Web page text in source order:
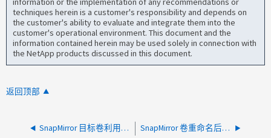
techniques herein is a customer's responsibility and depends on
the customer's ability to evaluate and integrate them into the
customer's operational environment. This document and the
information contained herein may be used solely in connection with
the NetApp products discussed in this document.
返回顶部
SnapMirror 目标卷利用率每日增加，即使源卷保持稳定 SnapMirror 卷重命名后无法获取卷属性错误